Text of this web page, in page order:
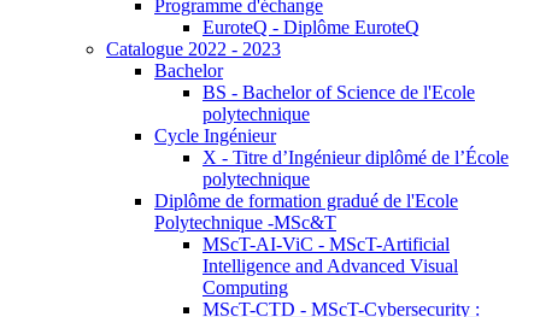
Programme d'échange
EuroteQ - Diplôme EuroteQ
Catalogue 2022 - 2023
Bachelor
BS - Bachelor of Science de l'Ecole
polytechnique
Cycle Ingénieur
X - Titre d’Ingénieur diplômé de l’École
polytechnique
Diplôme de formation gradué de l'Ecole
Polytechnique -MSc&T
MScT-AI-ViC - MScT-Artificial
Intelligence and Advanced Visual
Computing
MScT-CTD - MScT-Cybersecurity :